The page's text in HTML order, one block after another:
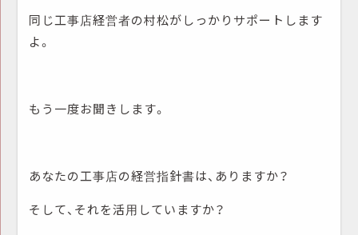
同じ工事店経営者の村松がしっかりサポートします
よ。
もう一度お聞きします。
あなたの工事店の経営指針書は、ありますか？
そして、それを活用していますか？